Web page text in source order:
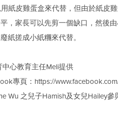
紙皮雞蛋盒來代替，但由於紙皮
，家長可以先剪一個缺口，然後
紙搓成小紙糰來代替。
心教育主任Meli提供
專頁：https://
Wu 之兒子Hamish及女兒Hailey參